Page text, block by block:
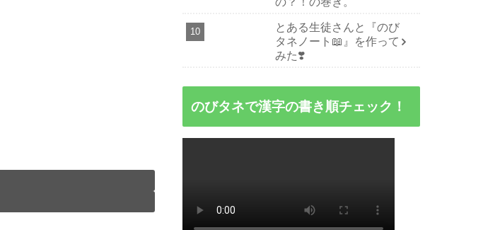
とある生徒さんと『のび
タネノート📖』を作って
みた❣️
のびタネで漢字の書き順チェック！